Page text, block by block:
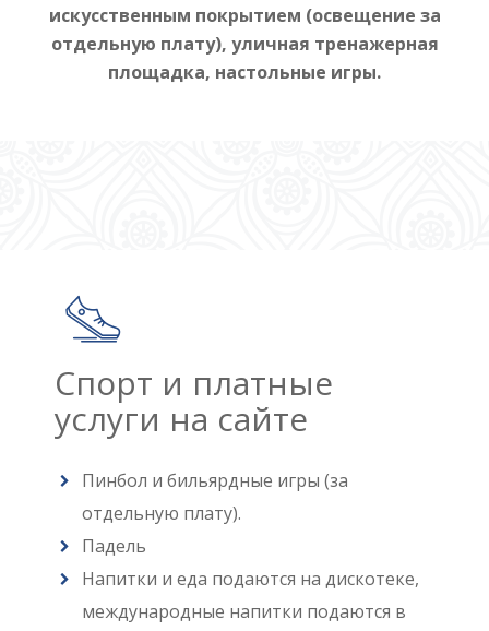
искусственным покрытием (освещение за
отдельную плату), уличная тренажерная
площадка, настольные игры.
Спорт и платные
услуги на сайте
Пинбол и бильярдные игры (за
отдельную плату).
Падель
Напитки и еда подаются на дискотеке,
международные напитки подаются в